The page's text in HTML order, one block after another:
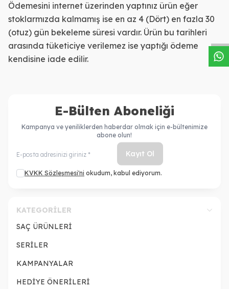
WhasappDesteHatt
Ödemesini internet üzerinden yaptınız ürün eğer
stoklarmızda kalmamış ise en az 4 (Dört) en fazla 30
(otuz) gün bekeleme süresi vardır. Ürün bu tarihleri
arasında tüketiciye verilemez ise yaptığı ödeme
kendisine iade edilir.
E-Bülten Aboneliği
Kampanya ve yeniliklerden haberdar olmak için e-bültenimize
abone olun!
Kayıt Ol
KVKK Sözleşmesi'ni okudum, kabul ediyorum.
KATEGORILER
SAÇ ÜRÜNLERİ
SERİLER
KAMPANYALAR
HEDİYE ÖNERİLERİ